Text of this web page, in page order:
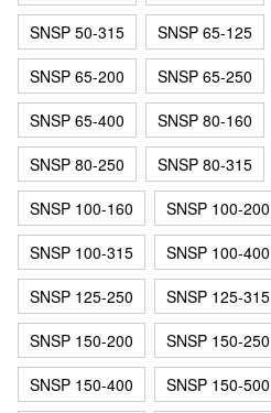
SNSP 50-315
SNSP 65-125
SNSP 65-200
SNSP 65-250
SNSP 65-400
SNSP 80-160
SNSP 80-250
SNSP 80-315
SNSP 100-160
SNSP 100-200
SNSP 100-315
SNSP 100-400
SNSP 125-250
SNSP 125-315
SNSP 150-200
SNSP 150-250
SNSP 150-400
SNSP 150-500